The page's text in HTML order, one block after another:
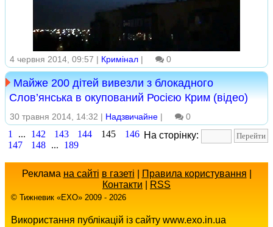
4 червня 2014, 09:57 | Кримінал | 0
Майже 200 дітей вивезли з блокадного
Слов’янська в окупований Росією Крим (відео)
30 травня 2014, 14:32 | Надзвичайне | 0
На сторінку:
1 ... 142 143 144 145
146
147
148 ... 189
Реклама на сайті в газеті Правила користування
Контакти
RSS
© Тижневик «EХO» 2009 - 2026
Використання публікацій із сайту www.exo.in.ua